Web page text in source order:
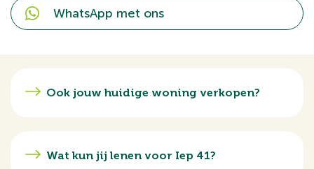
WhatsApp met ons
Ook jouw huidige woning verkopen?
Wat kun jij lenen voor Iep 41?